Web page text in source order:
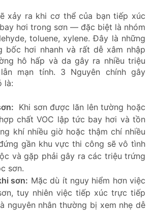
xảy ra khi cơ thể của bạn tiếp xúc
hơi trong sơn — đặc biệt là nhóm
toluene, xylene. Đây là những
bốc hơi nhanh và rất dễ xâm nhập
hô hấp và da gây ra nhiều triệu
mạn tính. 3 Nguyên chính gây
là:
Khi sơn được lăn lên tường hoặc
chất VOC lập tức bay hơi và tồn
khí nhiều giờ hoặc thậm chí nhiều
gần khu vực thi công sẽ vô tình
và gặp phải gây ra các triệu trứng
sơn.
sơn: Mặc dù ít nguy hiểm hơn việc
tuy nhiên việc tiếp xúc trực tiếp
nguyên nhân thường bị xem nhẹ dễ